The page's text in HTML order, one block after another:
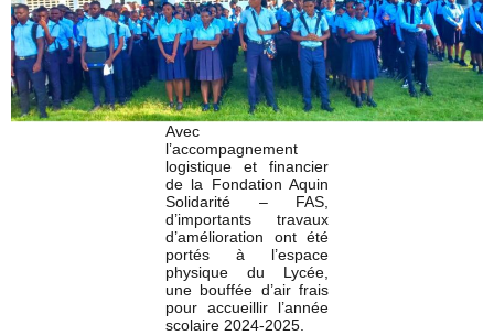
Avec
l’accompagnement
logistique et financier
de la Fondation Aquin
Solidarité – FAS,
d’importants travaux
d’amélioration ont été
portés à l’espace
physique du Lycée,
une bouffée d’air frais
pour accueillir l’année
scolaire 2024-2025.